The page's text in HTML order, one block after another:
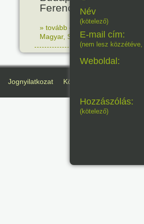
Ferenc karmester.
» tovább olvasom
Nincs
Magyar, Született,Zene
Név
(kötelező)
E-mail cím:
(nem lesz
Weboldal:
Hozzászólás:
(kötelező)
Jognyilatkozat Köszönetnyilvánítás